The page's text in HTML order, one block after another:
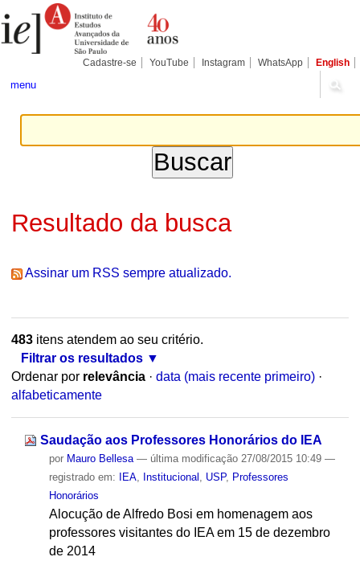
para
conteúdo.
Pessoais
Cadastre-se YouTube Instagram WhatsApp English
menu
Resultado da busca
Assinar um RSS sempre atualizado.
483itens atendem ao seu critério.
Filtrar os resultados
Ordenar por relevância · data (mais recente primeiro) ·
alfabeticamente
Saudação aos Professores Honorários do IEA
por Mauro Bellesa — última modificação27/08/2015 10:49 —
registrado em:
IEA, Institucional USP, Professores
Honorários
Alocução de Alfredo Bosi em homenagem aos
professores visitantes do IEA em 15 de dezembro
de 2014